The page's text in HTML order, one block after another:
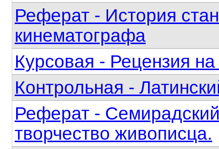
Реферат - История
кинематографа
Курсовая - Рецензия
Контрольная -
Реферат -
творчество живописца.